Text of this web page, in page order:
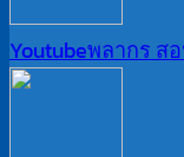
Youtubeพลากร ส